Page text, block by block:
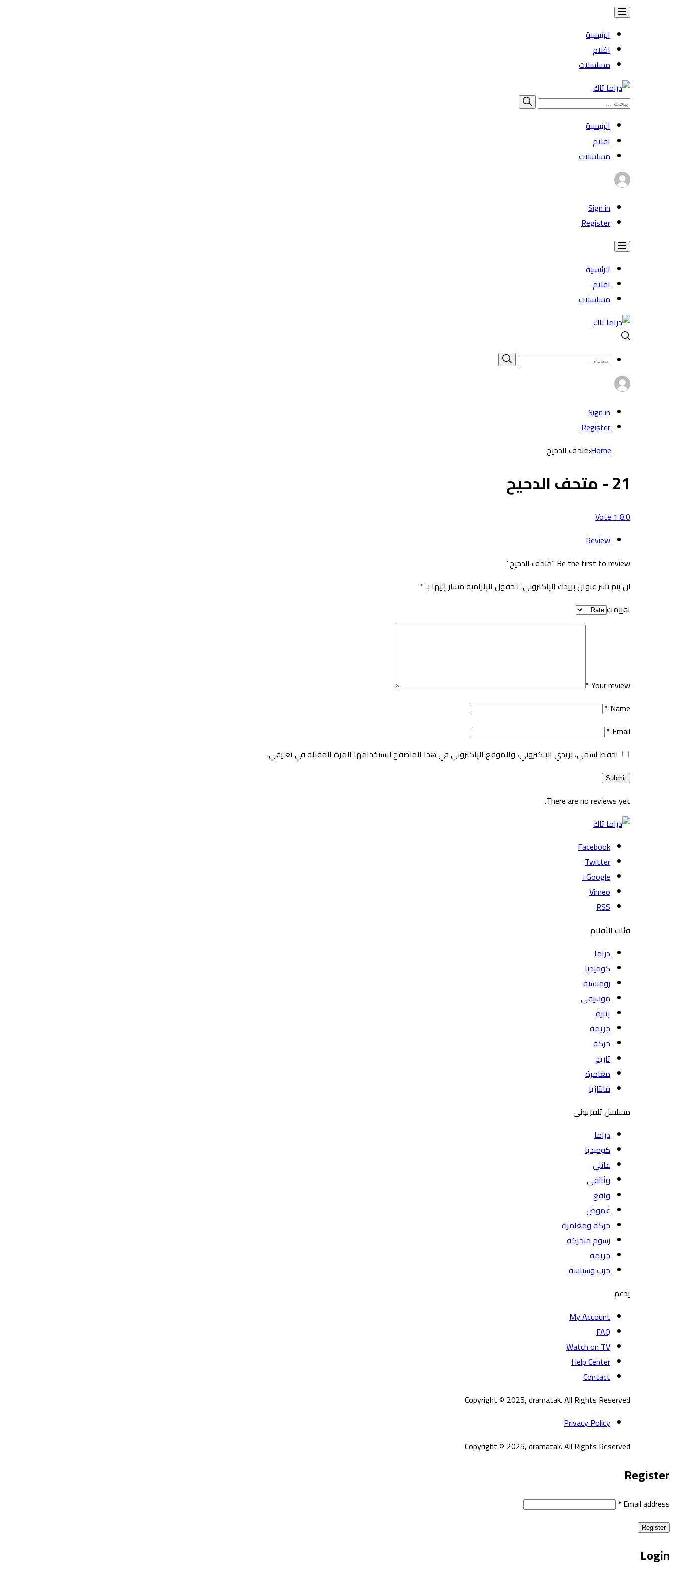
الرئيسية
افلام
مسلسلات
Search
بحث
الرئيسية
افلام
مسلسلات
Sign in
Register
الرئيسية
افلام
مسلسلات
Search
بحث
Sign in
Register
Homeمتحف الدحيح
21 - متحف الدحيح
8.0
1
Vote
Review
Be the first to review “متحف الدحيح”
لن يتم نشر عنوان بريدك الإلكتروني. الحقول الإلزامية مشار إليها بـ*
تقييمك
Your review
*
Name
*
Email
*
احفظ اسمي، بريدي الإلكتروني، والموقع الإلكتروني في هذا المتصفح لاستخدامها المرة المقبلة في تعليقي.
There are no reviews yet.
Facebook
Twitter
Google+
Vimeo
RSS
فئات الأفلام
دراما
كوميديا
رومنسية
موسيقى
إثارة
جريمة
حركة
تاريخ
مغامرة
فانتازيا
مسلسل تلفزيوني
دراما
كوميديا
عائلي
وثائقي
واقع
غموض
حركة ومغامرة
رسوم متحركة
جريمة
حرب وسياسة
يدعم
My Account
FAQ
Watch on TV
Help Center
Contact
Copyright © 2025, dramatak. All Rights Reserved
Privacy Policy
Copyright © 2025, dramatak. All Rights Reserved
Register
Email address
*
Register
Login